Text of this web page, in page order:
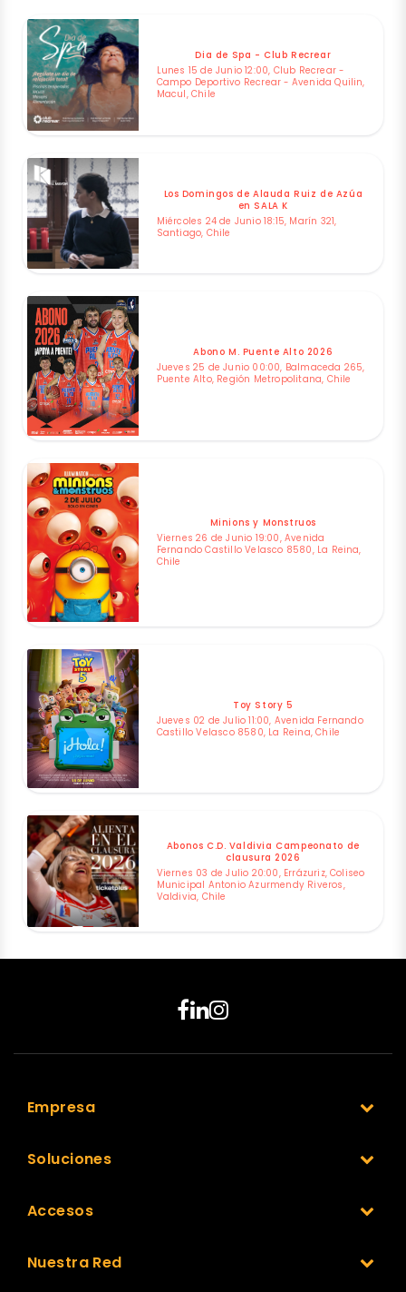
Dia de Spa - Club Recrear
Lunes 15 de Junio 12:00, Club Recrear -
Campo Deportivo Recrear - Avenida Quilin,
Macul, Chile
Los Domingos de Alauda Ruiz de Azúa
en SALA K
Miércoles 24 de Junio 18:15, Marín 321,
Santiago, Chile
Abono M. Puente Alto 2026
Jueves 25 de Junio 00:00, Balmaceda 265,
Puente Alto, Región Metropolitana, Chile
Minions y Monstruos
Viernes 26 de Junio 19:00, Avenida
Fernando Castillo Velasco 8580, La Reina,
Chile
Toy Story 5
Jueves 02 de Julio 11:00, Avenida Fernando
Castillo Velasco 8580, La Reina, Chile
Abonos C.D. Valdivia Campeonato de
clausura 2026
Viernes 03 de Julio 20:00, Errázuriz, Coliseo
Municipal Antonio Azurmendy Riveros,
Valdivia, Chile
Empresa
Soluciones
Accesos
Nuestra Red